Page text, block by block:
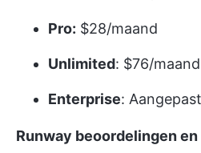
Pro: $28/maand
Unlimited: $76/maand
Enterprise:
Runway beoordelingen